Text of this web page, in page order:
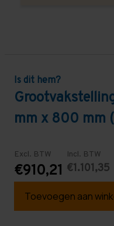
Is dit hem?
mm x 800 mm
Excl. BTW
€910,21
Incl. BTW
€1.101,35
Toevoegen aan